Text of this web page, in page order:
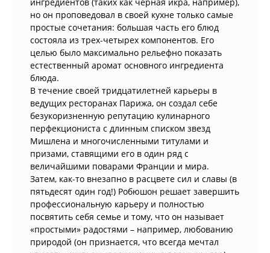
но он проповедовал в своей кухне только самые
простые сочетания: большая часть его блюд
состояла из трех-четырех компонентов. Его
целью было максимально рельефно показать
естественный аромат основного ингредиента
блюда.
В течение своей тридцатилетней карьеры в
ведущих ресторанах Парижа, он создал себе
безукоризненную репутацию кулинарного
перфекциониста с длинным списком звезд
Мишлена и многочисленными титулами и
призами, ставящими его в один ряд с
величайшими поварами Франции и мира.
Затем, как-то внезапно в расцвете сил и славы (в
пятьдесят один год!) Робюшон решает завершить
профессиональную карьеру и полностью
посвятить себя семье и тому, что он называет
«простыми» радостями – например, любованию
природой (он признается, что всегда мечтал